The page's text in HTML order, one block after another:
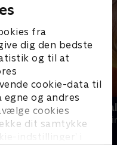
fra
dig den bedste
og til at
cookie-data til
og andres
cookies
dit samtykke
indstillinger’ i
Mord på
Krimi &